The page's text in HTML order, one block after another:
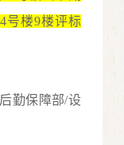
4号楼9楼评标
后勤保障部/设